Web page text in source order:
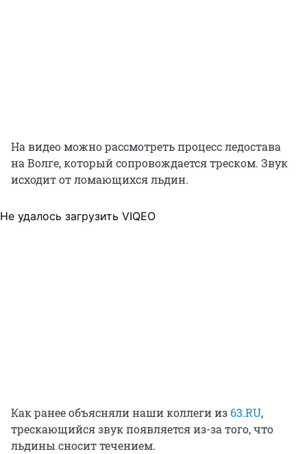
На видео можно рассмотреть процесс ледостава
на Волге, который сопровождается треском. Звук
исходит от ломающихся льдин.
Не удалось загрузить VIQEO
Как ранее объясняли наши коллеги из 63.RU,
трескающийся звук появляется из-за того, что
льдины сносит течением.